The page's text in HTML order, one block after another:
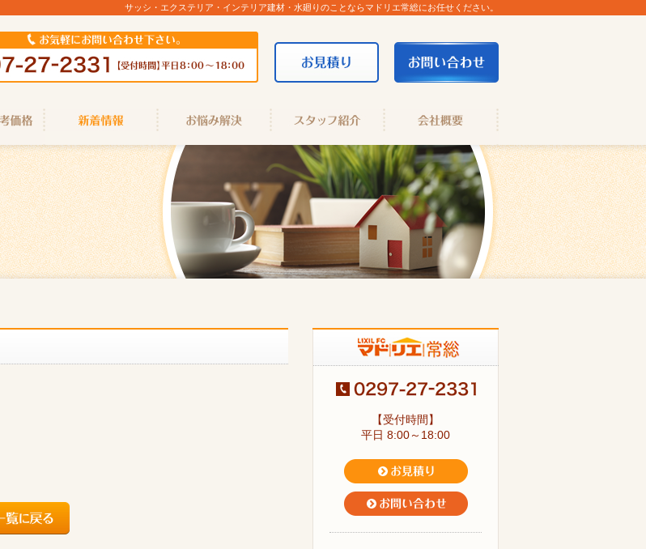
サッシ・エクステリア・インテリア建材・水廻りのことならマドリエ常総にお任せください。
【受付時間】
平日 8:00～18:00